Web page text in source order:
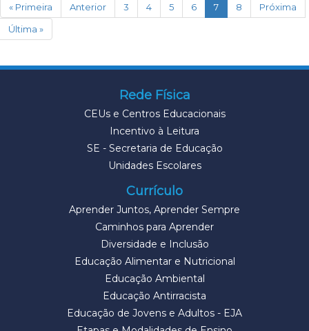
« Primeira Anterior 3 4 5 6 7(current)
8
Próxima
Última »
Rede Física
CEUs e Centros Educacionais
Incentivo à Leitura
SE - Secretaria de Educação
Unidades Escolares
Currículo
Aprender Juntos, Aprender Sempre
Caminhos para Aprender
Diversidade e Inclusão
Educação Alimentar e Nutricional
Educação Ambiental
Educação Antirracista
Educação de Jovens e Adultos - EJA